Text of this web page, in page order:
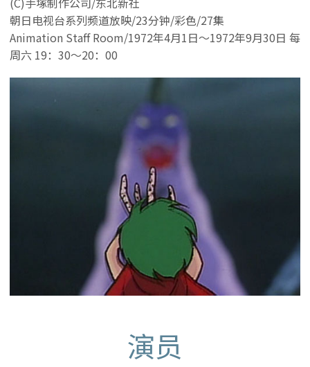
朝日电视台系列频道放映/23分钟/彩色/27集
Animation Staff Room/1972年4月1日～1972年9月30日 每
周六 19：30～20：00
演员